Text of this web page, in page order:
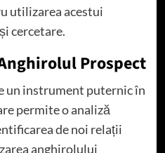
utilizarea acestui
cercetare.
Prospect
un instrument puternic în
permite o analiză
de noi relații
anghirolului